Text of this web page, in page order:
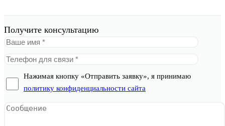
Получите консультацию
Нажимая кнопку «Отправить заявку», я принимаю
политику конфиденциальности сайта